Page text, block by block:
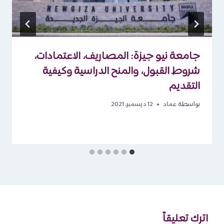
جامعة نيو جيزة: المصاريف، الاعتمادات،
شروط القبول، والمنح الدراسية وكيفية
التقديم
بواسطة عماد 12 ديسمبر، 2021
اترك تعليقاً